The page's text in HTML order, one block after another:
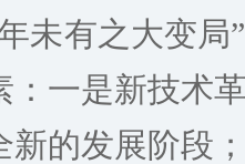
未有之大变局
：一是新技术
新的发展阶段